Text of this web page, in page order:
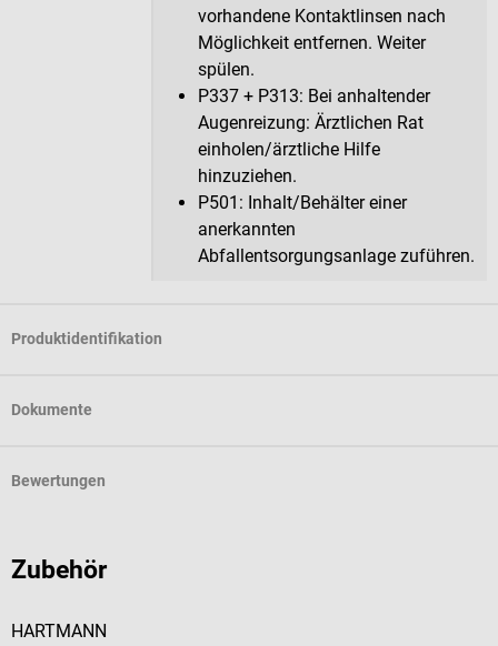
vorhandene Kontaktlinsen nach
Möglichkeit entfernen. Weiter
spülen.
P337 + P313: Bei anhaltender
Augenreizung: Ärztlichen Rat
einholen/ärztliche Hilfe
hinzuziehen.
P501: Inhalt/Behälter einer
anerkannten
Abfallentsorgungsanlage zuführen.
Produktidentifikation
Dokumente
Bewertungen
Zubehör
HARTMANN